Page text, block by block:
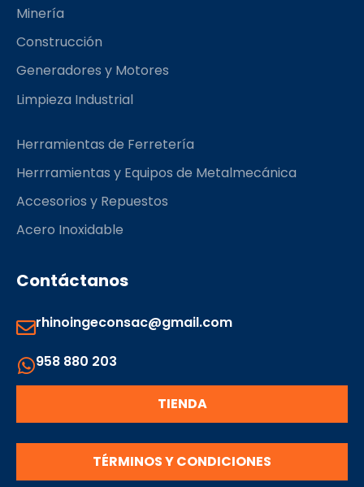
k
Minería
Construcción
Generadores y Motores
Limpieza Industrial
Herramientas de Ferretería
Herrramientas y Equipos de Metalmecánica
Accesorios y Repuestos
Acero Inoxidable
Contáctanos
rhinoingeconsac@gmail.com
958 880 203
TIENDA
TÉRMINOS Y CONDICIONES